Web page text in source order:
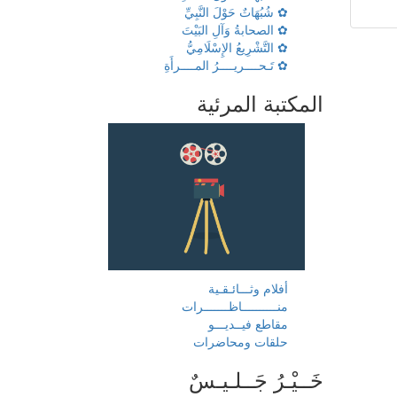
✿ شُبُهَاتٌ حَوْلَ النَّبِيِّ
✿ الصحابةُ وَآلِ البَيْتَ
✿ التَّشْرِيعُ الإِسْلَامِيُّ
✿ تَـحــــريــــرُ المــــرأَةِ
المكتبة المرئية
أفلام وثـــائـقـية
منــــــــــاظـــــــرات
مقاطع فيــديـــو
حلقات ومحاضرات
خَــيْـرُ جَــلـيـسٌ